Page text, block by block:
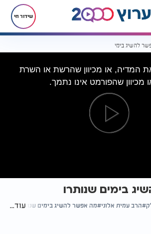
שידור חי
להשיג בימים שנותרו
המדיה, או מכיוון שהרשת או השרת
מכיוון שהפורמט אינו נתמך.
בימים שנותרו
הרב עמית אלוני מה אפשר להשיג בימים שנותרועוד...